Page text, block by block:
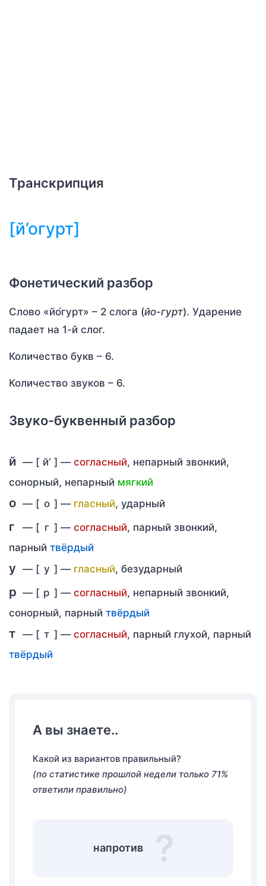
Транскрипция
[й’огурт]
Фонетический разбор
Слово «йо́гурт» – 2 слога (йо-гурт). Ударение
падает на 1-й слог.
Количество букв – 6.
Количество звуков – 6.
Звуко-буквенный разбор
й — [ й’ ] — согласный, непарный звонкий,
сонорный, непарный мягкий
о — [ о ] — гласный, ударный
г — [ г ] — согласный, парный звонкий,
парный твёрдый
у — [ у ] — гласный, безударный
р — [ р ] — согласный, непарный звонкий,
сонорный, парный твёрдый
т — [ т ] — согласный, парный глухой, парный
твёрдый
А вы знаете..
Какой из вариантов правильный?
(по статистике прошлой недели только 71%
ответили правильно)
напротив